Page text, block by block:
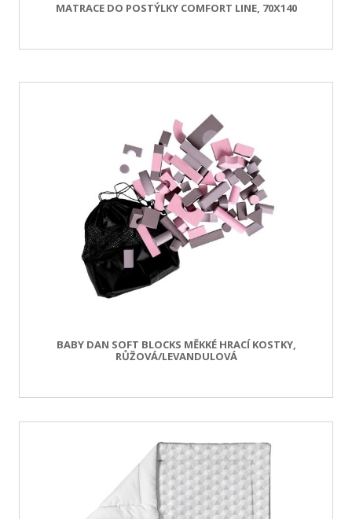
MATRACE DO POSTÝLKY COMFORT LINE, 70X140
BABY DAN SOFT BLOCKS MĚKKÉ HRACÍ KOSTKY,
RŮŽOVÁ/LEVANDULOVÁ